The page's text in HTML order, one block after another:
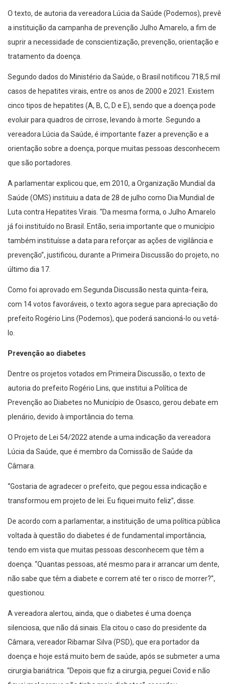
O texto, de autoria da vereadora Lúcia da Saúde (Podemos), prevê
a instituição da campanha de prevenção Julho Amarelo, a fim de
suprir a necessidade de conscientização, prevenção, orientação e
tratamento da doença.
Segundo dados do Ministério da Saúde, o Brasil notificou 718,5 mil
casos de hepatites virais, entre os anos de 2000 e 2021. Existem
cinco tipos de hepatites (A, B, C, D e E), sendo que a doença pode
evoluir para quadros de cirrose, levando à morte. Segundo a
vereadora Lúcia da Saúde, é importante fazer a prevenção e a
orientação sobre a doença, porque muitas pessoas desconhecem
que são portadores.
A parlamentar explicou que, em 2010, a Organização Mundial da
Saúde (OMS) instituiu a data de 28 de julho como Dia Mundial de
Luta contra Hepatites Virais. “Da mesma forma, o Julho Amarelo
já foi instituído no Brasil. Então, seria importante que o município
também instituísse a data para reforçar as ações de vigilância e
prevenção”, justificou, durante a Primeira Discussão do projeto, no
último dia 17.
Como foi aprovado em Segunda Discussão nesta quinta-feira,
com 14 votos favoráveis, o texto agora segue para apreciação do
prefeito Rogério Lins (Podemos), que poderá sancioná-lo ou vetá-
lo.
Prevenção ao diabetes
Dentre os projetos votados em Primeira Discussão, o texto de
autoria do prefeito Rogério Lins, que institui a Política de
Prevenção ao Diabetes no Município de Osasco, gerou debate em
plenário, devido à importância do tema.
O Projeto de Lei 54/2022 atende a uma indicação da vereadora
Lúcia da Saúde, que é membro da Comissão de Saúde da
Câmara.
“Gostaria de agradecer o prefeito, que pegou essa indicação e
transformou em projeto de lei. Eu fiquei muito feliz”, disse.
De acordo com a parlamentar, a instituição de uma política pública
voltada à questão do diabetes é de fundamental importância,
tendo em vista que muitas pessoas desconhecem que têm a
doença. “Quantas pessoas, até mesmo para ir arrancar um dente,
não sabe que têm a diabete e correm até ter o risco de morrer?”,
questionou.
A vereadora alertou, ainda, que o diabetes é uma doença
silenciosa, que não dá sinais. Ela citou o caso do presidente da
Câmara, vereador Ribamar Silva (PSD), que era portador da
doença e hoje está muito bem de saúde, após se submeter a uma
cirurgia bariátrica. “Depois que fiz a cirurgia, peguei Covid e não